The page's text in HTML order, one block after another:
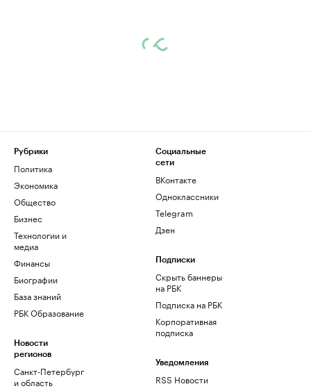
Рубрики
Политика
Экономика
Общество
Бизнес
Технологии и
медиа
Финансы
Биографии
База знаний
РБК Образование
Новости
регионов
Санкт-Петербург
и область
Социальные
сети
ВКонтакте
Одноклассники
Telegram
Дзен
Подписки
Скрыть баннеры
на РБК
Подписка на РБК
Корпоративная
подписка
Уведомления
RSS Новости